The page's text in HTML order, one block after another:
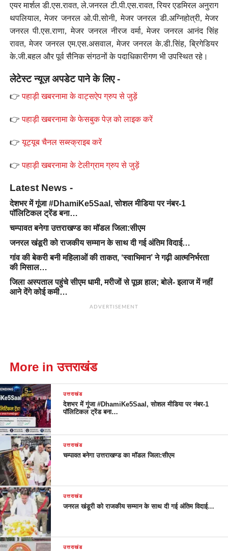
एयर मार्शल डी.एस.रावत, ले.जनरल टी.पी.एस.रावत, रियर एडमिरल अनुराग
थपलियाल, मेजर जनरल ओ.पी.सोनी, मेजर जनरल डी.अग्निहोत्री, मेजर
जनरल पी.एस.राणा, मेजर जनरल नीरज वर्मा, मेजर जनरल आनंद सिंह
रावत, मेजर जनरल एम.एस.असवाल, मेजर जनरल के.डी.सिंह, ब्रिगेडियर
के.जी.बहल और पूर्व सैनिक संगठनों के पदाधिकारीगण भी उपस्थित रहे।
लेटेस्ट न्यूज़ अपडेट पाने के लिए -
👉पहाड़ी खबरनामा के वाट्सऐप ग्रुप से जुड़ें
👉पहाड़ी खबरनामा के फेसबुक पेज़ को लाइक करें
👉यूट्यूब चैनल सब्स्क्राइब करें
👉पहाड़ी खबरनामा के टेलीग्राम ग्रुप से जुड़ें
Latest News -
देशभर में गूंजा #DhamiKe5Saal, सोशल मीडिया पर नंबर-1
पॉलिटिकल ट्रेंड बना…
चम्पावत बनेगा उत्तराखण्ड का मॉडल जिला:सीएम
जनरल खंडूरी को राजकीय सम्मान के साथ दी गई अंतिम विदाई…
गांव की बेकरी बनी महिलाओं की ताकत, ‘स्वाभिमान’ ने गढ़ी आत्मनिर्भरता
की मिसाल…
जिला अस्पताल पहुंचे सीएम धामी, मरीजों से पूछा हाल; बोले- इलाज में नहीं
आने देंगे कोई कमी…
ADVERTISEMENT
More in उत्तराखंड
उत्तराखंड
देशभर में गूंजा #DhamiKe5Saal, सोशल मीडिया पर नंबर-1
पॉलिटिकल ट्रेंड बना…
उत्तराखंड
चम्पावत बनेगा उत्तराखण्ड का मॉडल जिला:सीएम
उत्तराखंड
जनरल खंडूरी को राजकीय सम्मान के साथ दी गई अंतिम विदाई…
उत्तराखंड